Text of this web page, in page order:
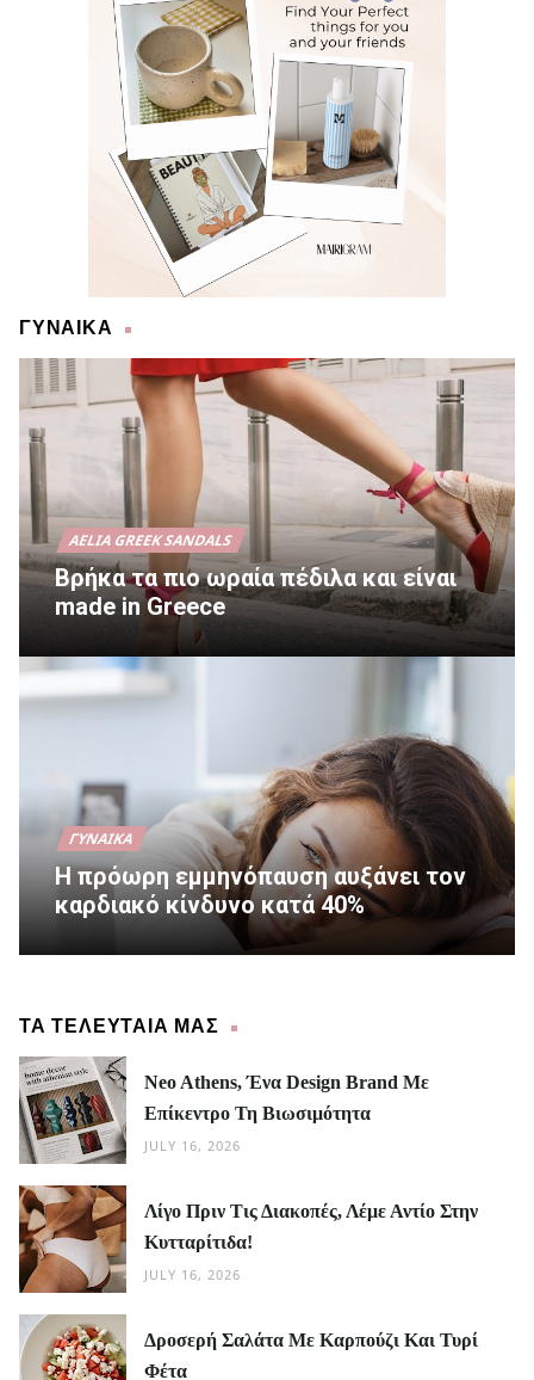
ΓΥΝΑΙΚΑ
AELIA GREEK SANDALS
Βρήκα τα πιο ωραία πέδιλα και είναι
made in Greece
ΓΥΝΑΊΚΑ
Η πρόωρη εμμηνόπαυση αυξάνει τον
καρδιακό κίνδυνο κατά 40%
ΤΑ ΤΕΛΕΥΤΑΙΑ ΜΑΣ
Neo Athens, Ένα Design Brand Με
Επίκεντρο Τη Βιωσιμότητα
JULY 16, 2026
Λίγο Πριν Τις Διακοπές, Λέμε Αντίο Στην
Κυτταρίτιδα!
JULY 16, 2026
Δροσερή Σαλάτα Με Καρπούζι Και Τυρί
Φέτα